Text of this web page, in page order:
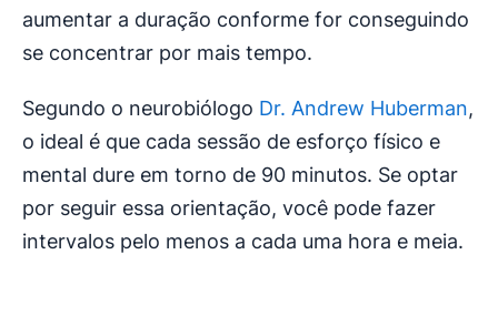
aumentar a duração conforme for conseguindo
se concentrar por mais tempo.
Segundo o neurobiólogo Dr. Andrew Huberman,
o ideal é que cada sessão de esforço físico e
mental dure em torno de 90 minutos. Se optar
por seguir essa orientação, você pode fazer
intervalos pelo menos a cada uma hora e meia.